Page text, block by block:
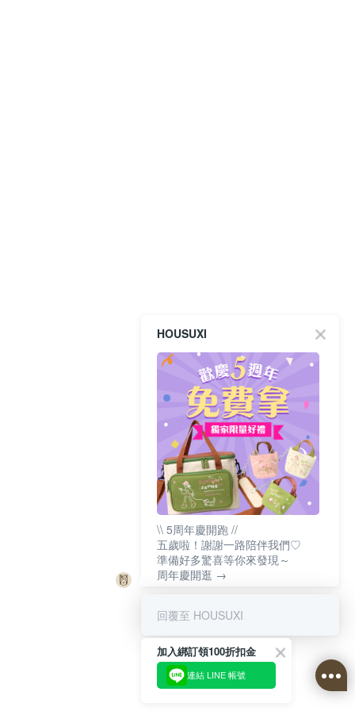
HOUSUXI
\\ 5周年慶開跑 //
五歲啦！謝謝一路陪伴我們♡
準備好多驚喜等你來發現～
周年慶開逛 →
回覆至 HOUSUXI
加入綁訂領100折扣金
連結 LINE 帳號